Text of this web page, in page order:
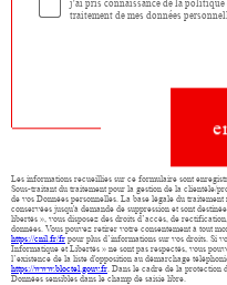
j'ai pris connaissance de la
traitement de mes données
Les informations recueillies sur ce formulaire sont
Sous-traitant du traitement pour la gestion de la clientèle/
de vos Données personnelles. La base légale du
conservées jusqu'à demande de suppression et sont
libertés », vous disposez des droits d’accès, de
données. Vous pouvez retirer votre consentement à tout
https://cnil.fr/fr pour plus d’informations sur vos droits. Si
Informatique et Libertés » ne sont pas respectés, vous
l’existence de la liste d'opposition au démarchage
https://www.bloctel.gouv.fr. Dans le cadre de la protection
Données sensibles dans le champ de saisie libre.